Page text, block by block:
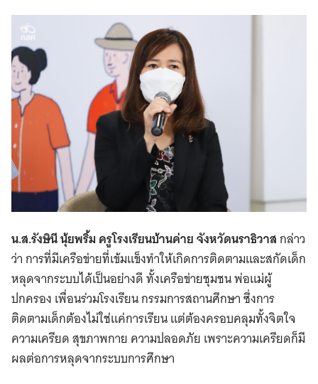
Search
น.ส.รังษินี นุ้ยพริ้ม ครูโรงเรียนบ้านค่าย จังหวัดนราธิวาสกล่าว
ว่า การที่มีเครือข่ายที่เข้มแข็งทำให้เกิดการติดตามและสกัดเด็ก
หลุดจากระบบได้เป็นอย่างดี ทั้งเครือข่ายชุมชน พ่อแม่ผู้
ปกครอง เพื่อนร่วมโรงเรียน กรรมการสถานศึกษา ซึ่งการ
ติดตามเด็กต้องไม่ใช่แค่การเรียน แต่ต้องครอบคลุมทั้งจิตใจ
ความเครียด สุขภาพกาย ความปลอดภัย เพราะความเครียดก็มี
ผลต่อการหลุดจากระบบการศึกษา